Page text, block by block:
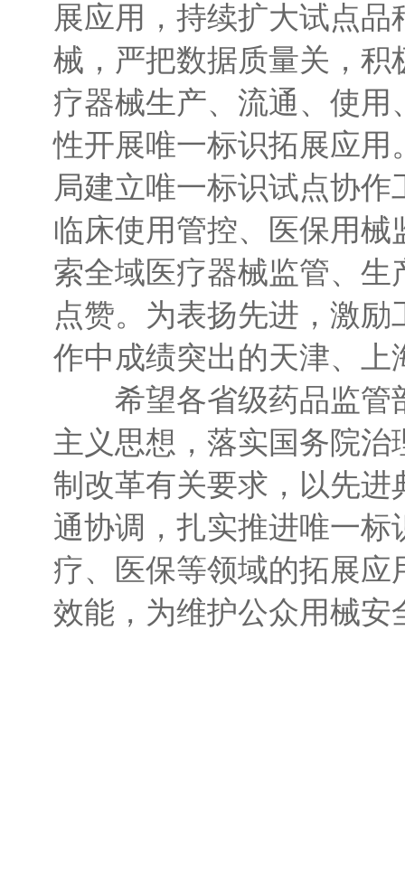
展应用，持续扩大试点
械，严把数据质量关，
疗器械生产、流通、使
性开展唯一标识拓展应
局建立唯一标识试点协
临床使用管控、医保用
索全域医疗器械监管、生
点赞。为表扬先进，激
作中成绩突出的天津、
希望各省级药品监管
主义思想，落实国务院
制改革有关要求，以先
通协调，扎实推进唯一
疗、医保等领域的拓展
效能，为维护公众用械